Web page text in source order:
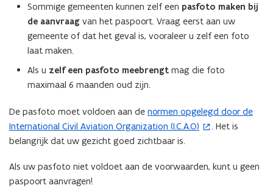
)
Sommige gemeenten kunnen zelf een pasfoto maken bij
de aanvraag van het paspoort. Vraag eerst aan uw
gemeente of dat het geval is, vooraleer u zelf een foto
laat maken.
Als u zelf een pasfoto meebrengt mag die foto
maximaal 6 maanden oud zijn.
De pasfoto moet voldoen aan de normen opgelegd door de
International Civil Aviation Organization (I.C.A.O)
(
o
p
n
. Het is
belangrijk dat uw gezicht goed zichtbaar is.
Als uw pasfoto niet voldoet aan de voorwaarden, kunt u geen
paspoort aanvragen!